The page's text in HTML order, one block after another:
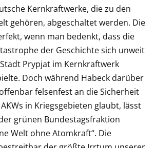
Kernkraftwerke, die zu den
gehören, abgeschaltet werden. Die
wenn man bedenkt, dass die
der Geschichte sich unweit
Prypjat im Kernkraftwerk
Doch während Habeck darüber
felsenfest an die Sicherheit
in Kriegsgebieten glaubt, lässt
grünen Bundestagsfraktion
Welt ohne Atomkraft“. Die